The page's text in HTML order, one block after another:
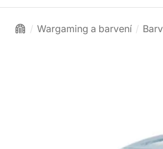
Wargaming a barvení